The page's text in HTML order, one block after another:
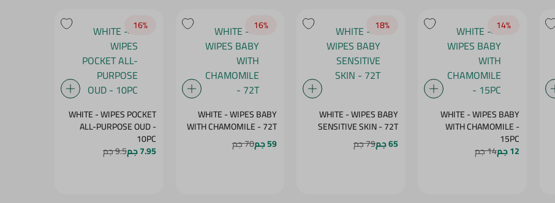
14‎%‎
WHITE - WIPES BABY
WITH CHAMOMILE -
15PC
12 جم 14 جم
18‎%‎
WHITE - WIPES BABY
SENSITIVE SKIN - 72T
65 جم
79 جم
16‎%‎
WHITE - WIPES BABY
WITH CHAMOMILE - 72T
59 جم
70 جم
16‎%‎
WHITE - WIPES POCKET
ALL-PURPOSE OUD -
10PC
7.95 جم 9.5 جم